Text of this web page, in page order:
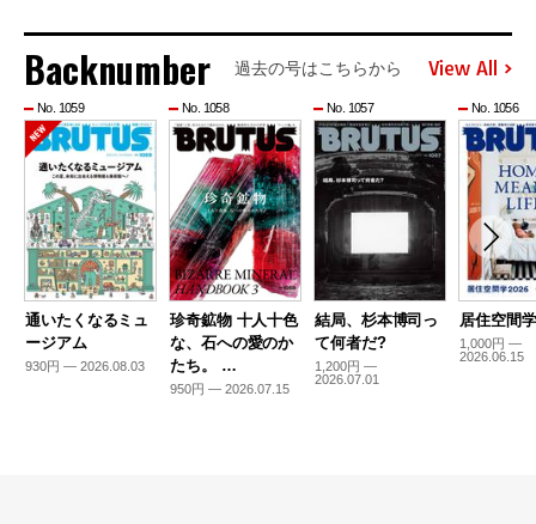
Backnumber 過去の号はこちらから View All
No. 1059
通いたくなるミュ
ージアム
930円 — 2026.08.03
No. 1058
珍奇鉱物 十人十色
な、石への愛のか
たち。 …
950円 — 2026.07.15
No. 1057
結局、杉本博司っ
て何者だ?
1,200円 —
2026.07.01
No. 1056
居住空間
1,000円 —
2026.06.15